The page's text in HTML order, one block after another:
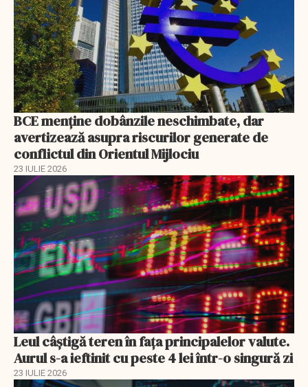
BCE menține dobânzile neschimbate, dar
avertizează asupra riscurilor generate de
conflictul din Orientul Mijlociu
23 IULIE 2026
Leul câștigă teren în fața principalelor valute.
Aurul s-a ieftinit cu peste 4 lei într-o singură zi
23 IULIE 2026